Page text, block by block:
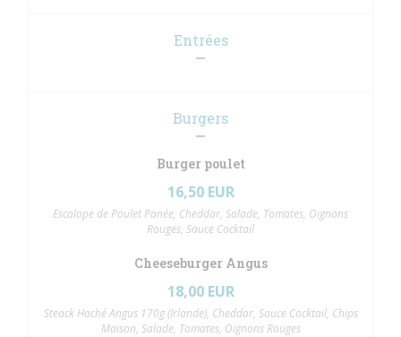
Entrées
Burgers
Burger poulet
16,50 EUR
Escalope de Poulet Panée, Cheddar, Salade, Tomates, Oignons
Rouges, Sauce Cocktail
Cheeseburger Angus
18,00 EUR
Steack Haché Angus 170g (Irlande), Cheddar, Sauce Cocktail, Chips
Maison, Salade, Tomates, Oignons Rouges